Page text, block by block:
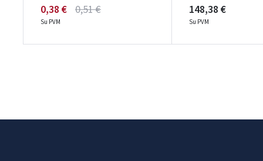
0,38 € 0,51 €
Su PVM
148,38 €
Su PVM